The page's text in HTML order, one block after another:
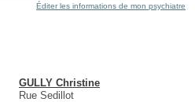
Éditer les informations de mon psychiatre
GULLY Christine
Rue Sedillot